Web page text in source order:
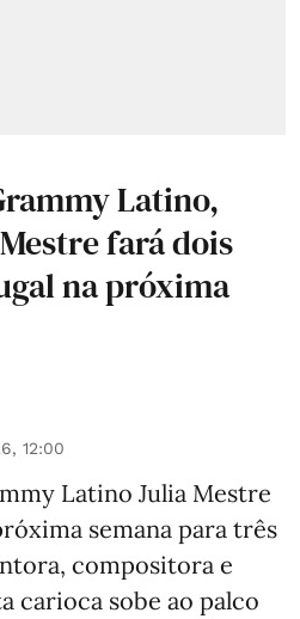
Latino,
fará dois
na próxima
12:00
Latino Julia Mestre
semana para três
compositora e
sobe ao palco